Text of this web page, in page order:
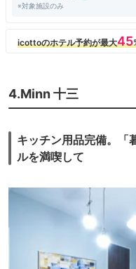
※対象施設のみ
4.Minn 十三
キッチン用品完備。「
ルを満喫して